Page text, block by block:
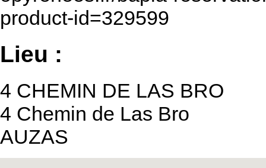
product-id=329599
Lieu :
4 CHEMIN DE LAS BRO
4 Chemin de Las Bro
AUZAS